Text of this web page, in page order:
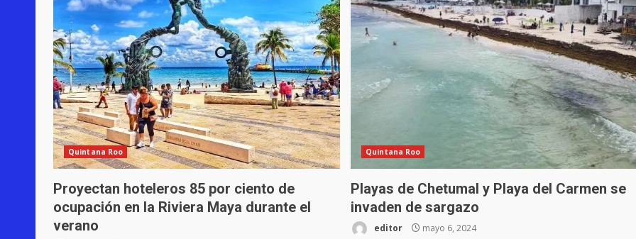
Quintana Roo
Proyectan hoteleros 85 por ciento de
ocupación en la Riviera Maya durante el
verano
Quintana Roo
Playas de Chetumal y Playa del Carmen se
invaden de sargazo
editor mayo 6, 2024